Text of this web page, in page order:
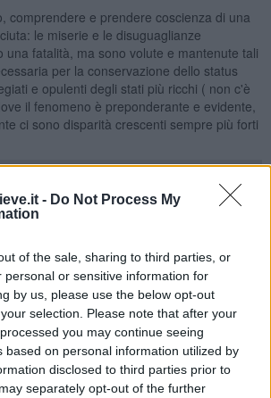
- Do Not Process My
of the sale, sharing to third parties, or
personal or sensitive information for
by us, please use the below opt-out
selection. Please note that after your
you may continue seeing
based on personal information utilized by
disclosed to third parties prior to
separately opt-out of the further
comprendere e prendere coscienza di una
le miserie e le disuguaglianze
una fatalità, ma sono volute e mantenute tali
per la conservazione dello status
e opulenti degli stati più ricchi ( non c'è
il fenomeno è preponderante e evidente,
ci sono disparità crescenti sempre più forti
le migrazioni, che rendono palese
conservare il privilegio dei pochi?
e con le armi convenzionali e non
non convenzionali stà assumendo
la comunicazione mediatica,
e dai social. Le armi convenzionali
queste corrompono le menti, inquinano le
credere che le vittime sono "i potenti e i